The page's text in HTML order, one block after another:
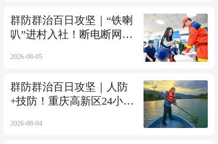
群防群治百日攻坚｜“铁喇
叭”进村入社！断电断网也
2026-08-05
群防群治百日攻坚｜人防
+技防！重庆高新区24小时
2026-08-04